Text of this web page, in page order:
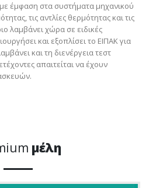
έμφαση στα συστήματα μηχανικού
τις αντλίες θερμότητας και τις
λαμβάνει χώρα σε ειδικές
και εξοπλίσει το ΕΙΠΑΚ για
και τη διενέργεια τεστ
απαιτείται να έχουν
μέλη